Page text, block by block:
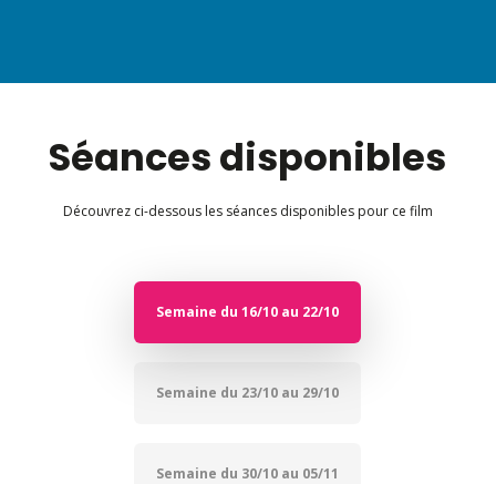
Séances disponibles
Découvrez ci-dessous les séances disponibles pour ce film
Semaine du 16/10 au 22/10
Semaine du 23/10 au 29/10
Semaine du 30/10 au 05/11